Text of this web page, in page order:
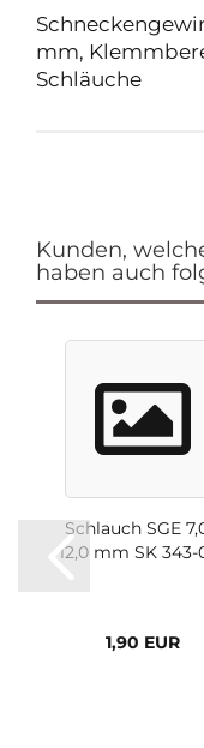
mm,
Schläuche
Kunden,
haben auch
Schlauch SGE
12,0 mm SK 343-
1,90 EUR